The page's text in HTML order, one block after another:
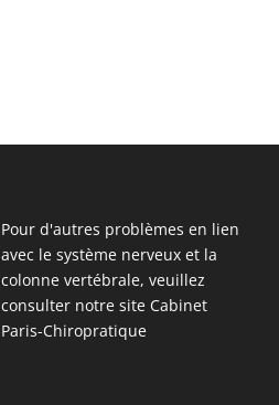
Pour d'autres problèmes en lien
avec le système nerveux et la
colonne vertébrale, veuillez
consulter notre site Cabinet
Paris-Chiropratique